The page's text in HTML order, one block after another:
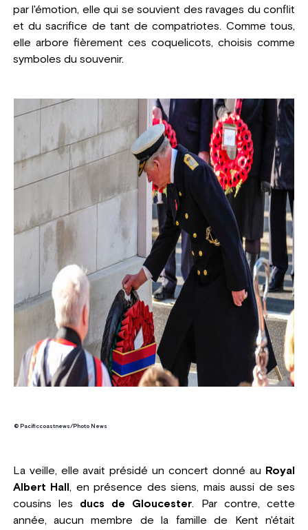
par l'émotion, elle qui se souvient des ravages du conflit
et du sacrifice de tant de compatriotes. Comme tous,
elle arbore fièrement ces coquelicots, choisis comme
symboles du souvenir.
© Pacificcoastnews/Photo News
La veille, elle avait présidé un concert donné au
Royal
Albert Hall , en présence des siens, mais aussi de ses
cousins les ducs de Gloucester. Par contre, cette
année, aucun membre de la famille de Kent n'était